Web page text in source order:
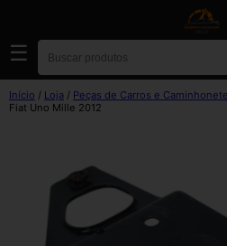
☰
Início / Loja / Peças de Carros e
Fiat Uno Mille 2012